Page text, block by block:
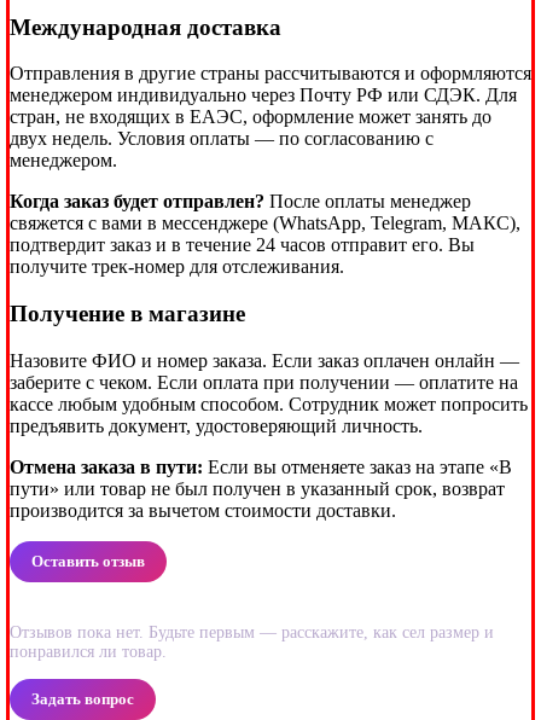
Международная доставка
Отправления в другие страны рассчитываются и оформляются
менеджером индивидуально через Почту РФ или СДЭК. Для
стран, не входящих в ЕАЭС, оформление может занять до
двух недель. Условия оплаты — по согласованию с
менеджером.
Когда заказ будет отправлен? После оплаты менеджер
свяжется с вами в мессенджере (WhatsApp, Telegram, МАКС),
подтвердит заказ и в течение 24 часов отправит его. Вы
получите трек-номер для отслеживания.
Получение в магазине
Назовите ФИО и номер заказа. Если заказ оплачен онлайн —
заберите с чеком. Если оплата при получении — оплатите на
кассе любым удобным способом. Сотрудник может попросить
предъявить документ, удостоверяющий личность.
Отмена заказа в пути: Если вы отменяете заказ на этапе «В
пути» или товар не был получен в указанный срок, возврат
производится за вычетом стоимости доставки.
Оставить отзыв
Отзывов пока нет. Будьте первым — расскажите, как сел размер и
понравился ли товар.
Задать вопрос